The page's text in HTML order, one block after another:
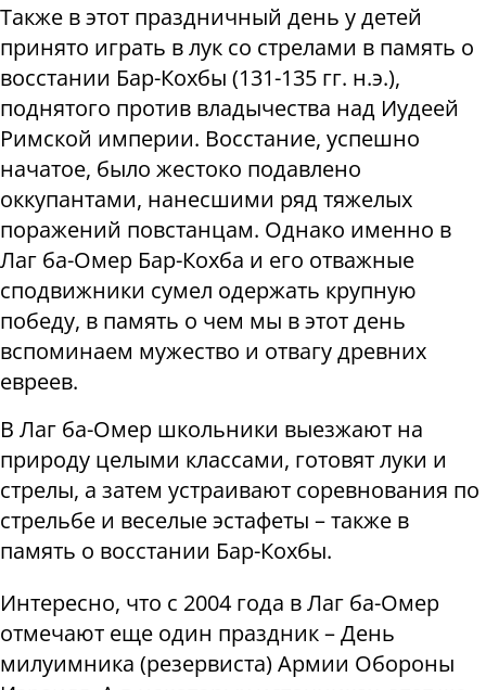
Также в этот праздничный день у детей
принято играть в лук со стрелами в память о
восстании Бар-Кохбы (131-135 гг. н.э.),
поднятого против владычества над Иудеей
Римской империи. Восстание, успешно
начатое, было жестоко подавлено
оккупантами, нанесшими ряд тяжелых
поражений повстанцам. Однако именно в
Лаг ба-Омер Бар-Кохба и его отважные
сподвижники сумел одержать крупную
победу, в память о чем мы в этот день
вспоминаем мужество и отвагу древних
евреев.
В Лаг ба-Омер школьники выезжают на
природу целыми классами, готовят луки и
стрелы, а затем устраивают соревнования по
стрельбе и веселые эстафеты – также в
память о восстании Бар-Кохбы.
Интересно, что с 2004 года в Лаг ба-Омер
отмечают еще один праздник – День
милуимника (резервиста) Армии Обороны